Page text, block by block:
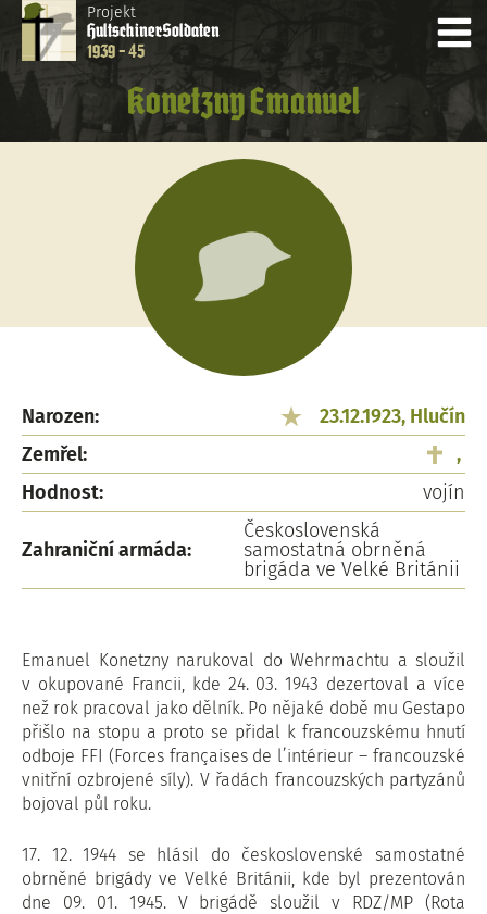
Projekt
HultschinerSoldaten
1939 - 45
Konetzny Emanuel
Narozen:
23.12.1923, Hlučín
Zemřel:
,
Hodnost:
vojín
Zahraniční armáda:
Československá
samostatná obrněná
brigáda ve Velké Británii
Emanuel Konetzny narukoval do Wehrmachtu a sloužil
v okupované Francii, kde 24. 03. 1943 dezertoval a více
než rok pracoval jako dělník. Po nějaké době mu Gestapo
přišlo na stopu a proto se přidal k francouzskému hnutí
odboje FFI (Forces françaises de l’intérieur – francouzské
vnitřní ozbrojené síly). V řadách francouzských partyzánů
bojoval půl roku.
17. 12. 1944 se hlásil do československé samostatné
obrněné brigády ve Velké Británii, kde byl prezentován
dne 09. 01. 1945. V brigádě sloužil v RDZ/MP (Rota